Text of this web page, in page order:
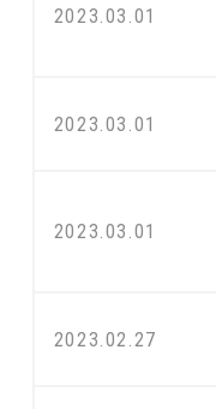
2023.03.01
2023.03.01
2023.03.01
2023.02.27